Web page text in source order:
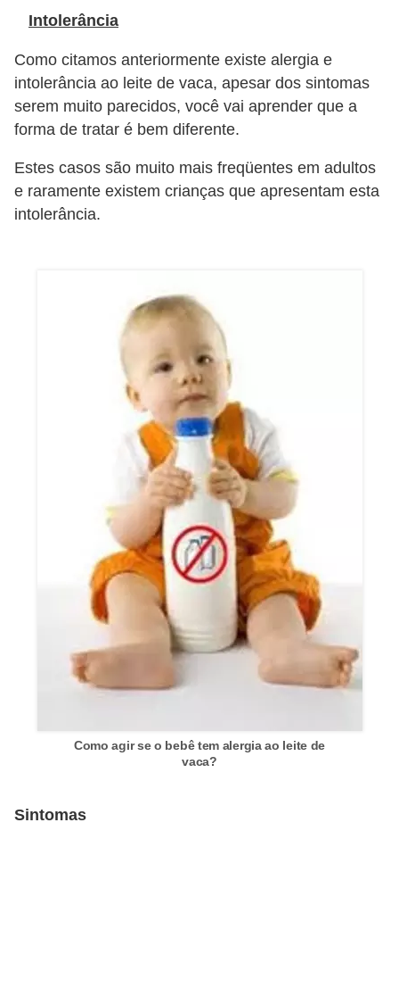
Intolerância
Como citamos anteriormente existe alergia e
intolerância ao leite de vaca, apesar dos sintomas
serem muito parecidos, você vai aprender que a
forma de tratar é bem diferente.
Estes casos são muito mais freqüentes em adultos
e raramente existem crianças que apresentam esta
intolerância.
Como agir se o bebê tem alergia ao leite de
vaca?
Sintomas